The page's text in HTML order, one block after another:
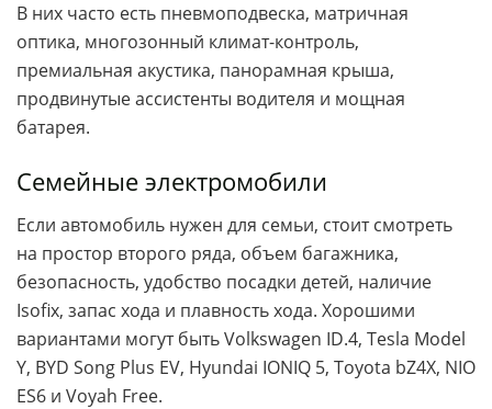
В них часто есть пневмоподвеска, матричная
оптика, многозонный климат-контроль,
премиальная акустика, панорамная крыша,
продвинутые ассистенты водителя и мощная
батарея.
Семейные электромобили
Если автомобиль нужен для семьи, стоит смотреть
на простор второго ряда, объем багажника,
безопасность, удобство посадки детей, наличие
Isofix, запас хода и плавность хода. Хорошими
вариантами могут быть Volkswagen ID.4, Tesla Model
Y, BYD Song Plus EV, Hyundai IONIQ 5, Toyota bZ4X, NIO
ES6 и Voyah Free.